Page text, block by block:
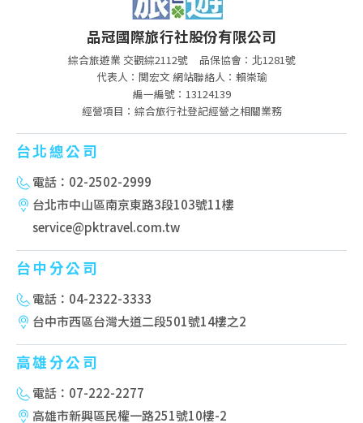
品冠國際旅行社股份有限公司
綜合旅遊業 交觀綜2112號
品保協會：北1281號
代表人：関宏文 網站聯絡人：賴崇瑜
編一編號：13124139
經營項目：綜合旅行社登記經營之相關業務
台北總公司
電話：02-2502-2999
台北市中山區南京東路3段103號11樓
service@pktravel.com.tw
台中分公司
電話：04-2322-3333
台中市西區台灣大道二段501號14樓之2
高雄分公司
電話：07-222-2277
高雄市新興區民權一路251號10樓-2